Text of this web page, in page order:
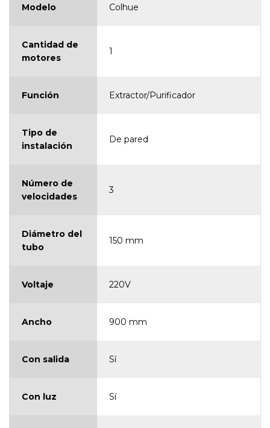
Modelo Colhue
Cantidad de
motores
1
Función Extractor/Purificador
Tipo de
instalación
De pared
Número de
velocidades
3
Diámetro del
tubo
150 mm
Voltaje 220V
Ancho 900 mm
Con salida Sí
Con luz Sí